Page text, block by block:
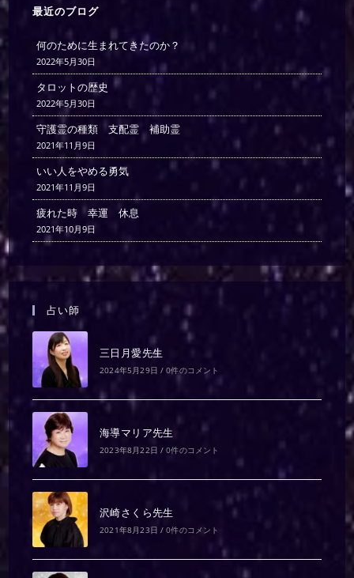
最近のブログ
何のために生まれてきたのか？
2022年5月30日
タロットの歴史
2022年5月30日
守護霊の種類 支配霊 補助霊
2021年11月9日
いい人をやめる勇気
2021年11月9日
疲れた時 幸運 休息
2021年10月9日
占い師
三日月愛先生
2024年5月29日 / 0件のコメント
海導マリア先生
2023年8月22日 / 0件のコメント
沢崎さくら先生
2021年8月23日 / 0件のコメント